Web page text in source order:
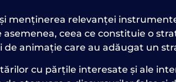
menținerea relevanței
ceea ce constituie o
animație care au adăugat un
cu părțile interesate și ale